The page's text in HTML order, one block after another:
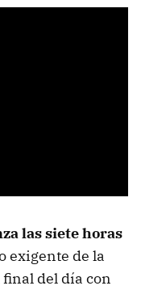
las siete horas
exigente de la
del día con